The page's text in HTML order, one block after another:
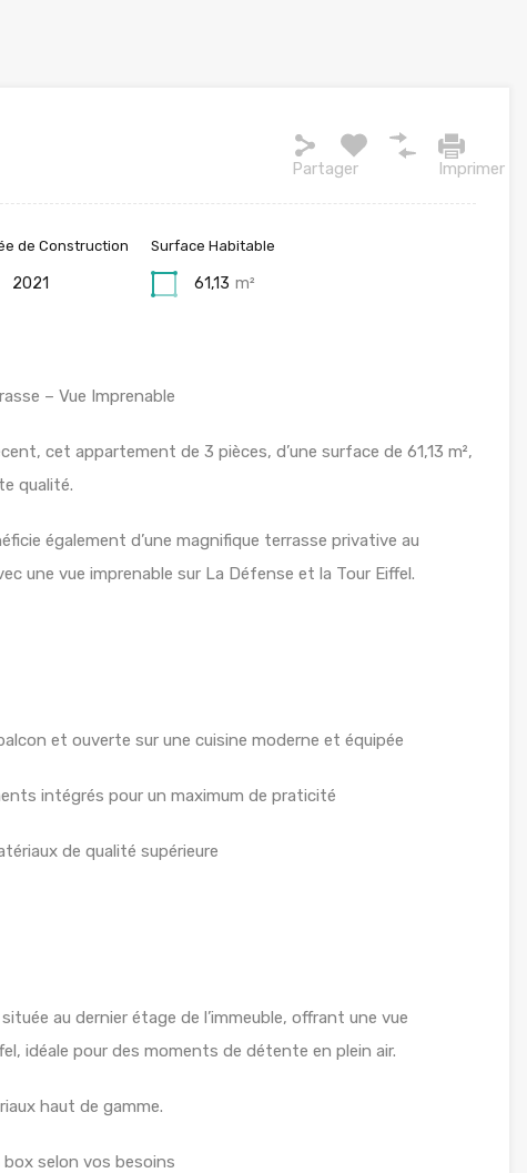
Partager
Imprimer
de Construction
2021
Surface Habitable
61,13 m²
– Vue Imprenable
cet appartement de 3 pièces, d’une surface de 61,13 m²,
qualité.
également d’une magnifique terrasse privative au
une vue imprenable sur La Défense et la Tour Eiffel.
et ouverte sur une cuisine moderne et équipée
intégrés pour un maximum de praticité
de qualité supérieure
au dernier étage de l’immeuble, offrant une vue
idéale pour des moments de détente en plein air.
haut de gamme.
selon vos besoins